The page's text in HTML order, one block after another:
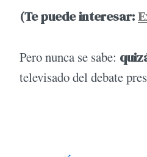
(Te puede interesar:
Pero nunca se sabe:
televisado del debate